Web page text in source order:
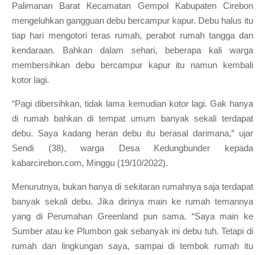
Palimanan Barat Kecamatan Gempol Kabupaten Cirebon
mengeluhkan gangguan debu bercampur kapur. Debu halus itu
tiap hari mengotori teras rumah, perabot rumah tangga dan
kendaraan. Bahkan dalam sehari, beberapa kali warga
membersihkan debu bercampur kapur itu namun kembali
kotor lagi.
“Pagi dibersihkan, tidak lama kemudian kotor lagi. Gak hanya
di rumah bahkan di tempat umum banyak sekali terdapat
debu. Saya kadang heran debu itu berasal darimana,” ujar
Sendi (38), warga Desa Kedungbunder kepada
kabarcirebon.com, Minggu (19/10/2022).
Menurutnya, bukan hanya di sekitaran rumahnya saja terdapat
banyak sekali debu. Jika dirinya main ke rumah temannya
yang di Perumahan Greenland pun sama. “Saya main ke
Sumber atau ke Plumbon gak sebanyak ini debu tuh. Tetapi di
rumah dan lingkungan saya, sampai di tembok rumah itu